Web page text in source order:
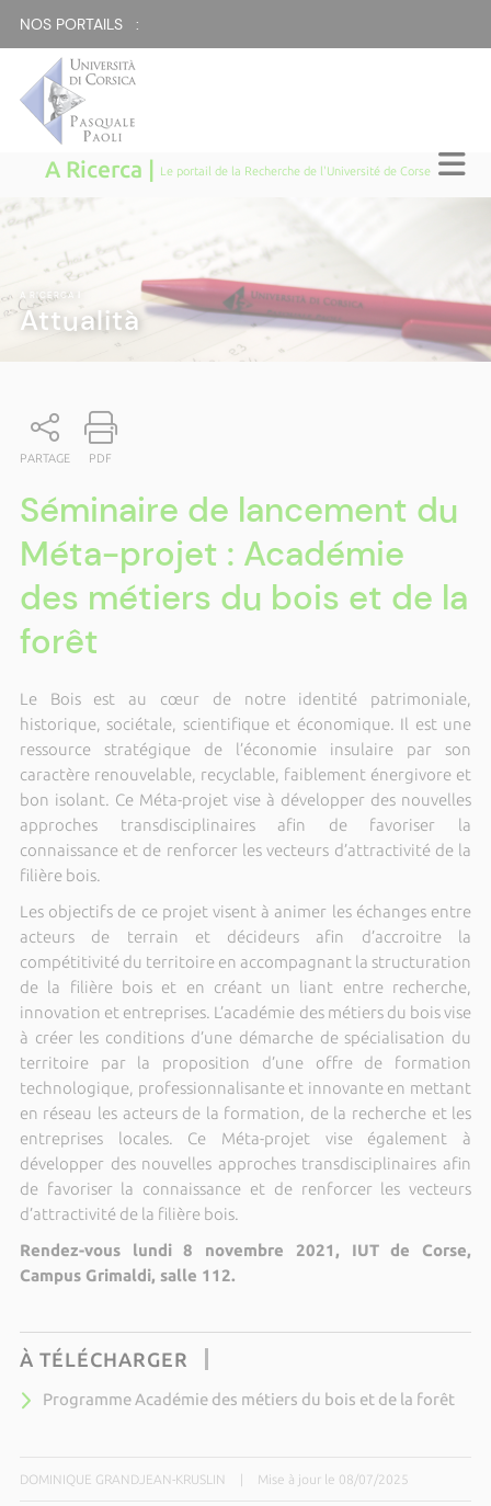
NOS PORTAILS :
A Ricerca | Le portail de la Recherche de l'Université de Corse
A RICERCA
Attualità
PARTAGE PDF
Séminaire de lancement du
Méta-projet : Académie
des métiers du bois et de la
forêt
Le Bois est au cœur de notre identité patrimoniale,
historique, sociétale, scientifique et économique. Il est une
ressource stratégique de l’économie insulaire par son
caractère renouvelable, recyclable, faiblement énergivore et
bon isolant. Ce Méta-projet vise à développer des nouvelles
approches transdisciplinaires afin de favoriser la
connaissance et de renforcer les vecteurs d’attractivité de la
filière bois.
Les objectifs de ce projet visent à animer les échanges entre
acteurs de terrain et décideurs afin d’accroitre la
compétitivité du territoire en accompagnant la structuration
de la filière bois et en créant un liant entre recherche,
innovation et entreprises. L’académie des métiers du bois vise
à créer les conditions d’une démarche de spécialisation du
territoire par la proposition d’une offre de formation
technologique, professionnalisante et innovante en mettant
en réseau les acteurs de la formation, de la recherche et les
entreprises locales. Ce Méta-projet vise également à
développer des nouvelles approches transdisciplinaires afin
de favoriser la connaissance et de renforcer les vecteurs
d’attractivité de la filière bois.
Rendez-vous lundi 8 novembre 2021, IUT de Corse,
Campus Grimaldi, salle 112.
À TÉLÉCHARGER
Programme Académie des métiers du bois et de la forêt
DOMINIQUE GRANDJEAN-KRUSLIN Mise à jour le 08/07/2025